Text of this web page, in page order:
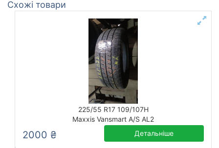
Схожі товари
225/55 R17 109/107H
Maxxis Vansmart A/S AL2
2000 ₴ Детальніше